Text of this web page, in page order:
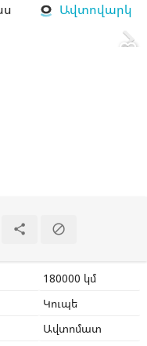
Ավտովարկ
favorite_border

 
180000 կմ
Կուպե
Ավտոմատ